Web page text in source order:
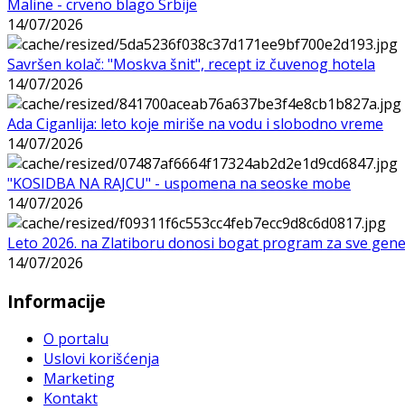
Maline - crveno blago Srbije
14/07/2026
Savršen kolač: "Moskva šnit", recept iz čuvenog hotela
14/07/2026
Ada Ciganlija: leto koje miriše na vodu i slobodno vreme
14/07/2026
"KOSIDBA NA RAJCU" - uspomena na seoske mobe
14/07/2026
Leto 2026. na Zlatiboru donosi bogat program za sve
14/07/2026
Informacije
O portalu
Uslovi korišćenja
Marketing
Kontakt